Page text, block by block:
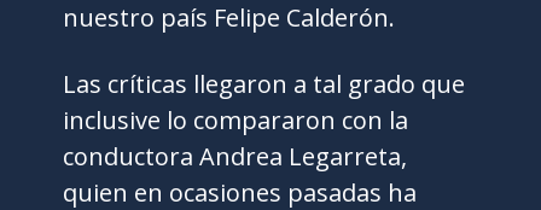
nuestro país Felipe Calderón.
Las críticas llegaron a tal grado que
inclusive lo compararon con la
conductora Andrea Legarreta,
quien en ocasiones pasadas ha